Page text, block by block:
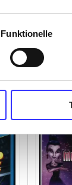
Funktionelle